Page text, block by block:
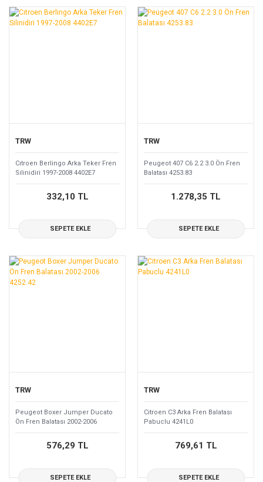
TRW
Cıtroen Berlingo Arka Teker Fren
Silinidiri 1997-2008 4402E7
332,10 TL
SEPETE EKLE
TRW
Peugeot 407 C6 2.2 3.0 Ön Fren
Balatası 4253.83
1.278,35 TL
SEPETE EKLE
TRW
Peugeot Boxer Jumper Ducato
Ön Fren Balatası 2002-2006
4252.42
576,29 TL
SEPETE EKLE
TRW
Citroen C3 Arka Fren Balatası
Pabuclu 4241L0
769,61 TL
SEPETE EKLE